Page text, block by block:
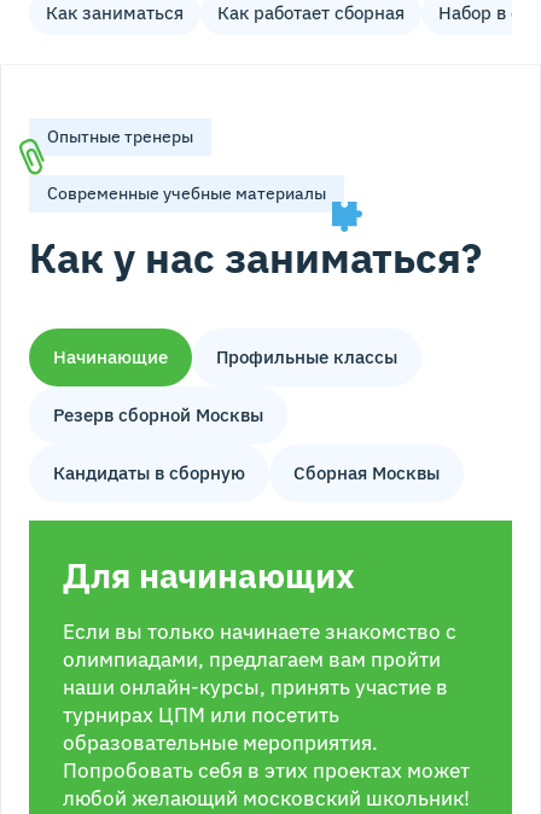
Как заниматься Как работает сборная Набор в
Опытные тренеры
Современные учебные материалы
Как у нас заниматься?
Начинающие Профильные классы
Резерв сборной Москвы
Кандидаты в сборную Сборная Москвы
Для начинающих
Если вы только начинаете знакомство с
олимпиадами, предлагаем вам пройти
наши онлайн-курсы, принять участие в
турнирах ЦПМ или посетить
образовательные мероприятия.
Попробовать себя в этих проектах может
любой желающий московский школьник!